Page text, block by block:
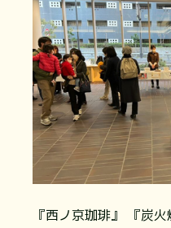
『西ノ京珈琲』 『炭